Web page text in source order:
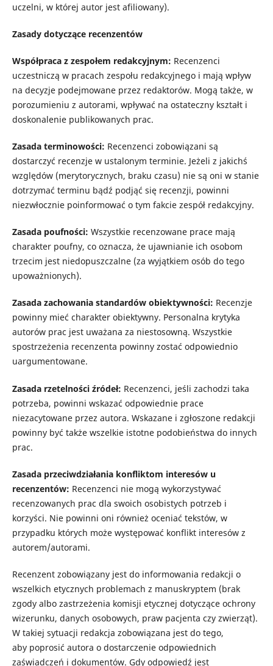
uczelni, w której autor jest afiliowany).
Zasady dotyczące recenzentów
Współpraca z zespołem redakcyjnym: Recenzenci
uczestniczą w pracach zespołu redakcyjnego i mają wpływ
na decyzje podejmowane przez redaktorów. Mogą także, w
porozumieniu z autorami, wpływać na ostateczny kształt i
doskonalenie publikowanych prac.
Zasada terminowości: Recenzenci zobowiązani są
dostarczyć recenzje w ustalonym terminie. Jeżeli z jakichś
względów (merytorycznych, braku czasu) nie są oni w stanie
dotrzymać terminu bądź podjąć się recenzji, powinni
niezwłocznie poinformować o tym fakcie zespół redakcyjny.
Zasada poufności: Wszystkie recenzowane prace mają
charakter poufny, co oznacza, że ujawnianie ich osobom
trzecim jest niedopuszczalne (za wyjątkiem osób do tego
upoważnionych).
Zasada zachowania standardów obiektywności: Recenzje
powinny mieć charakter obiektywny. Personalna krytyka
autorów prac jest uważana za niestosowną. Wszystkie
spostrzeżenia recenzenta powinny zostać odpowiednio
uargumentowane.
Zasada rzetelności źródeł: Recenzenci, jeśli zachodzi taka
potrzeba, powinni wskazać odpowiednie prace
niezacytowane przez autora. Wskazane i zgłoszone redakcji
powinny być także wszelkie istotne podobieństwa do innych
prac.
Zasada przeciwdziałania konfliktom interesów u
recenzentów: Recenzenci nie mogą wykorzystywać
recenzowanych prac dla swoich osobistych potrzeb i
korzyści. Nie powinni oni również oceniać tekstów, w
przypadku których może występować konflikt interesów z
autorem/autorami.
Recenzentzobowiązany jest do informowania redakcji o
wszelkich etycznych problemach z manuskryptem (brak
zgody albo zastrzeżenia komisji etycznej dotyczące ochrony
wizerunku, danych osobowych, praw pacjenta czy zwierząt).
W takiej sytuacji redakcja zobowiązana jest do tego,
aby poprosić autora o dostarczenie odpowiednich
zaświadczeń i dokumentów. Gdy odpowiedź jest